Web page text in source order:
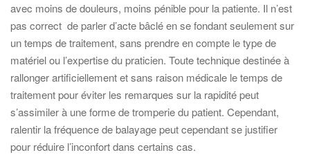
avec moins de douleurs, moins pénible pour la patiente. Il n’est
pas correct de parler d’acte bâclé en se fondant seulement sur
un temps de traitement, sans prendre en compte le type de
matériel ou l’expertise du praticien. Toute technique destinée à
rallonger artificiellement et sans raison médicale le temps de
traitement pour éviter les remarques sur la rapidité peut
s’assimiler à une forme de tromperie du patient. Cependant,
ralentir la fréquence de balayage peut cependant se justifier
pour réduire l’inconfort dans certains cas.